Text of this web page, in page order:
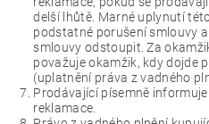
delší lhůtě. Marné uplynutí
podstatné porušení smlouvy
smlouvy odstoupit. Za
považuje okamžik, kdy dojde
(uplatnění práva z vadného
Prodávající písemně
reklamace.